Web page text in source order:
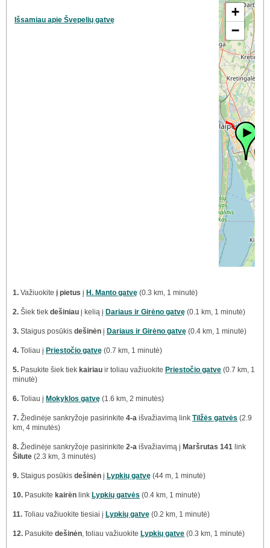
Išsamiau apie Švepelių gatvę
+
−
1. Važiuokite į pietus į H. Manto gatvę (0.3 km, 1 minutė)
2. Šiek tiek dešiniau į kelią į Dariaus ir Girėno gatvę (0.1 km, 1 minutė)
3. Staigus posūkis dešinėn į Dariaus ir Girėno gatvę (0.4 km, 1 minutė)
4. Toliau į Priestočio gatvę (0.7 km, 1 minutė)
5. Pasukite šiek tiek kairiau ir toliau važiuokite Priestočio gatve (0.7 km, 1
minutė)
6. Toliau į Mokyklos gatvę (1.6 km, 2 minutės)
7. Žiedinėje sankryžoje pasirinkite 4-a išvažiavimą link Tilžės gatvės (2.9
km, 4 minutės)
8. Žiedinėje sankryžoje pasirinkite 2-a išvažiavimą į Maršrutas 141 link
Šilute (2.3 km, 3 minutės)
9. Staigus posūkis dešinėn į Lypkių gatvę (44 m, 1 minutė)
10. Pasukite kairėn link Lypkių gatvės (0.4 km, 1 minutė)
11. Toliau važiuokite tiesiai į Lypkių gatvę (0.2 km, 1 minutė)
12. Pasukite dešinėn, toliau važiuokite Lypkių gatve (0.3 km, 1 minutė)